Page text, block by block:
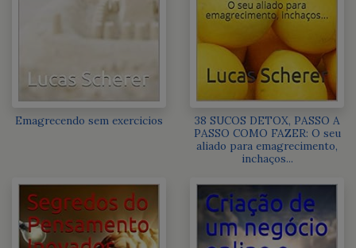
Emagrecendo sem exercicios
38 SUCOS DETOX, PASSO A
PASSO COMO FAZER: O seu
aliado para emagrecimento,
inchaços...